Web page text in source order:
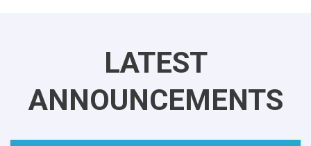
LATEST
ANNOUNCEMENTS